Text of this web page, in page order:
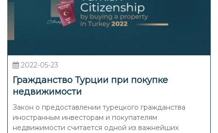
2022-05-23
Гражданство Турции при покупке
недвижимости
Закон о предоставлении турецкого гражданства
иностранным инвесторам и покупателям
недвижимости считается одной из важнейших